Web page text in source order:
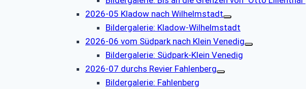
2026-05 Kladow nach Wilhelmstadt
Bildergalerie: Kladow-Wilhelmstadt
2026-06 vom Südpark nach Klein Venedig
Bildergalerie: Südpark-Klein Venedig
2026-07 durchs Revier Fahlenberg
Bildergalerie: Fahlenberg